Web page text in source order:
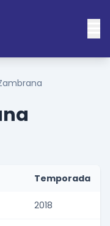
Temporada
2018